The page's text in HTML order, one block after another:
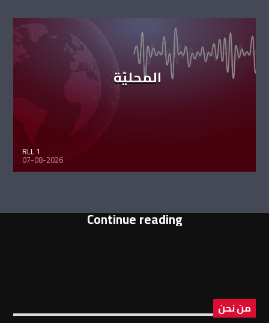
المحليّة
RLL 1
07-08-2026
Continue reading
من نحن